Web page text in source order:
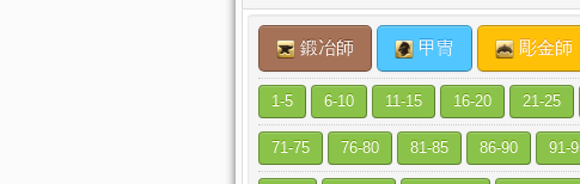
鍛冶師 甲冑 彫金師
1-5 6-10 11-15 16-20 21-25
71-75 76-80 81-85 86-90 91-